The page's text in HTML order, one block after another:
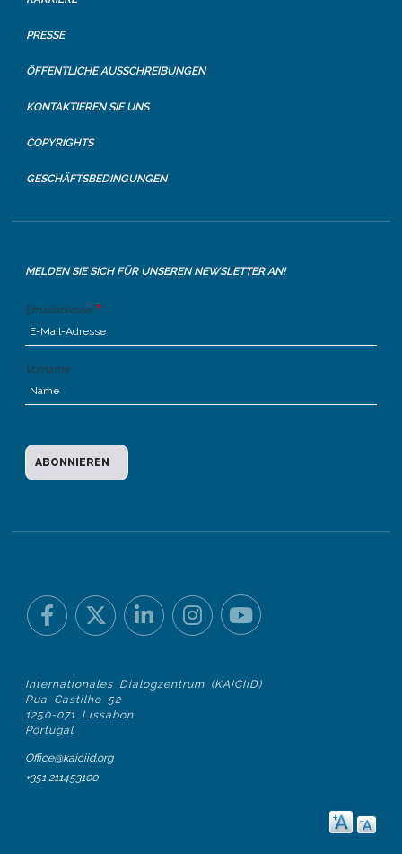
PRESSE
ÖFFENTLICHE AUSSCHREIBUNGEN
KONTAKTIEREN SIE UNS
COPYRIGHTS
GESCHÄFTSBEDINGUNGEN
MELDEN SIE SICH FÜR UNSEREN NEWSLETTER AN!
Emailadresse
Vorname
Internationales Dialogzentrum (KAICIID)
Rua Castilho 52
1250-071 Lissabon
Portugal
Office@kaiciid.org
+351 211453100